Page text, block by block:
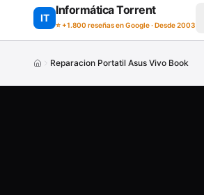
IT
Informática Torrent
⭐ +1.800 reseñas en Google · Desde 2003
Reparacion Portatil Asus Vivo Book